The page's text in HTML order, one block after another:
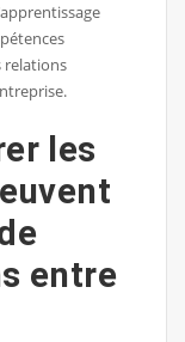
relations
les
entre